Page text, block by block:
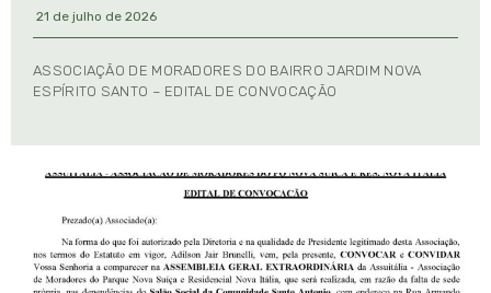
21 de julho de 2026
ASSOCIAÇÃO DE MORADORES DO BAIRRO JARDIM NOVA
ESPÍRITO SANTO – EDITAL DE CONVOCAÇÃO